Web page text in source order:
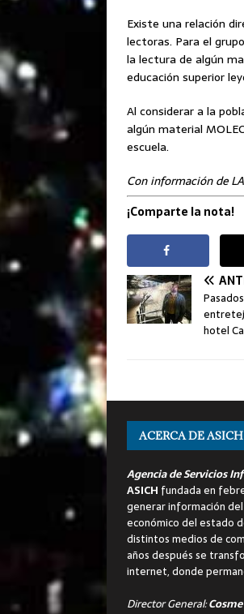
Existe una relación
lectoras. Para el
la lectura de algún
educación superior
Al considerar a la
algún material
escuela.
Con información de
¡Comparte la nota!
hotel
ACERCA DE ASICH
Agencia de Servicios
ASICH fundada en
generar información
económico del estado
distintos medios de
años después se
internet, donde
Director General: